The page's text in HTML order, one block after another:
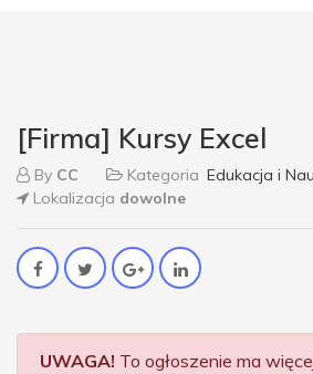
[Firma] Kursy Excel
By CC Kategoria Edukacja i
Lokalizacja dowolne
UWAGA! To ogłoszenie ma